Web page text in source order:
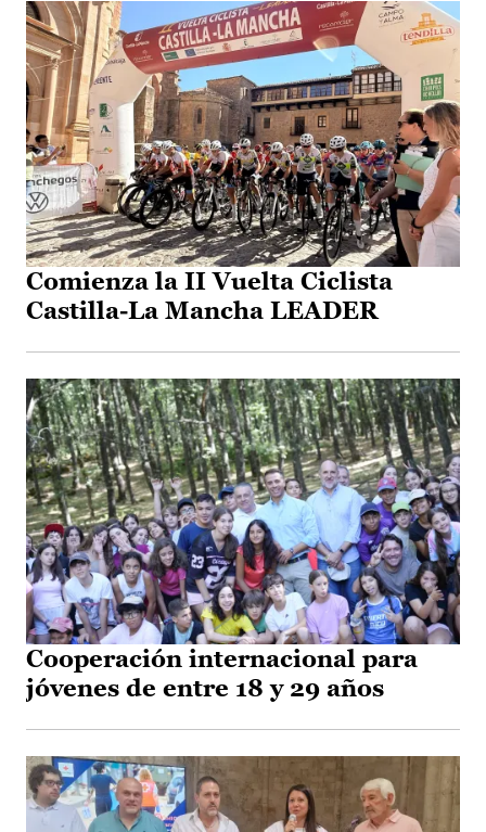
Comienza la II Vuelta Ciclista
Castilla-La Mancha LEADER
Cooperación internacional para
jóvenes de entre 18 y 29 años